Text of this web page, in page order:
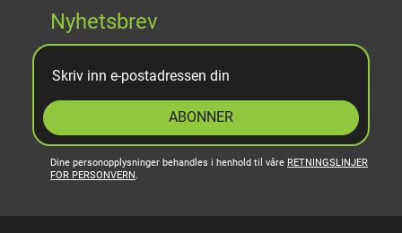
Nyhetsbrev
ABONNER
Dine personopplysninger behandles i henhold til våre RETNINGSLINJER
FOR PERSONVERN.